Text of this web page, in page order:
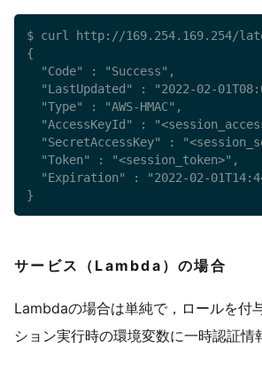
$ curl http://169.254.169.254/
{
  "Code" : "Success",
"LastUpdated" : "2022-02-
  "Type" : "AWS-HMAC",
"AccessKeyId" :
"SecretAccessKey" :
  "Token" : "<session_token>",
"Expiration" : "2022-02-
}
サービス（Lambda）の場合
Lambdaの場合は単純で，ロールを付
ション実行時の環境変数に一時認証情